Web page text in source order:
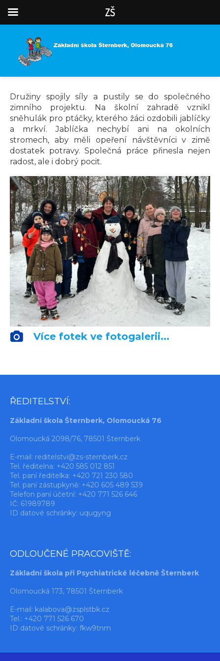
Družiny spojily síly a pustily se do společného
zimního projektu. Na školní zahradě vznikl
sněhulák pro ptáčky, kterého žáci ozdobili jablíčky
a mrkví. Jablíčka nechybí ani na okolních
stromech, aby měli opeření návštěvníci v zimě
dostatek potravy. Společná práce přinesla nejen
radost, ale i dobrý pocit.
Více fotek ve fotogalerii...
ŘEDITELSTVÍ:
Základní škola Šternberk, Olomoucká 76
Olomoucká 2098/76, 78501 Šternberk
E-mail: reditelstvi@zs-sternberk.cz
Tel. ředitelna: +420 585 012 851
Tel. paní ředitelka: +420 721 230 580
Tel. paní zástupkyně: +420 605 489 539
Telefon paní účetní: +420 771 526 646
IČ: 61989789
ID datové schránky: uqugyng
ODLOUČENÉ PRACOVIŠTĚ:
Základní škola při Psychiatrické léčebně Šternberk
Olomoucká 173, 78501 Šternberk
E-mail: kalabova@zsplstbk.cz
Tel.: +420 771 526 670
ID datové schránky: fkw9tnm
ZŠ